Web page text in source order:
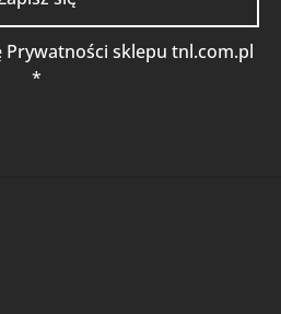
Prywatności sklepu tnl.com.pl
*